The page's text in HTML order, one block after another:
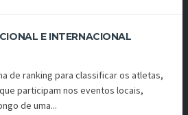
E INTERNACIONAL
de ranking para classificar os atletas,
participam nos eventos locais,
de uma...